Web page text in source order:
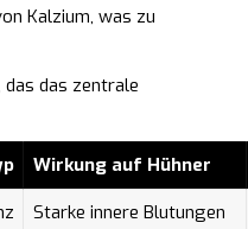
Kalzium, was zu
das zentrale
Wirkung auf Hühner
Starke innere Blutungen